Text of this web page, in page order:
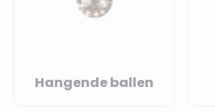
Hangende ballen